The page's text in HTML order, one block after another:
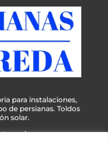
para instalaciones,
de persianas. Toldos
solar.
web